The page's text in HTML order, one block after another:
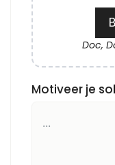
Doc,
Motiveer je